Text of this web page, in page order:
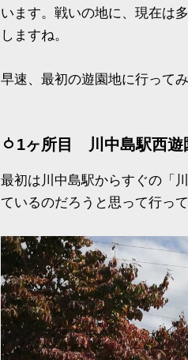
います。戦いの地に、現在は
しますね。
早速、最初の遊園地に行ってみ
1ヶ所目 川中島駅西遊
最初は川中島駅からすぐの「
ているのだろうと思って行っ